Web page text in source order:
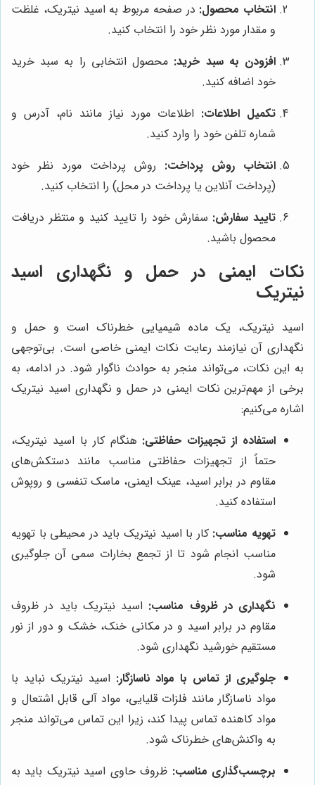
انتخاب محصول: در صفحه مربوط به اسید نیتریک، غلظت
و مقدار مورد نظر خود را انتخاب کنید.
افزودن به سبد خرید: محصول انتخابی را به سبد خرید
خود اضافه کنید.
تکمیل اطلاعات: اطلاعات مورد نیاز مانند نام، آدرس و
شماره تلفن خود را وارد کنید.
انتخاب روش پرداخت: روش پرداخت مورد نظر خود
(پرداخت آنلاین یا پرداخت در محل) را انتخاب کنید.
تایید سفارش: سفارش خود را تایید کنید و منتظر دریافت
محصول باشید.
نکات ایمنی در حمل و نگهداری اسید
نیتریک
اسید نیتریک، یک ماده شیمیایی خطرناک است و حمل و
نگهداری آن نیازمند رعایت نکات ایمنی خاصی است. بی‌توجهی
به این نکات، می‌تواند منجر به حوادث ناگوار شود. در ادامه، به
برخی از مهم‌ترین نکات ایمنی در حمل و نگهداری اسید نیتریک
اشاره می‌کنیم:
استفاده از تجهیزات حفاظتی: هنگام کار با اسید نیتریک،
حتماً از تجهیزات حفاظتی مناسب مانند دستکش‌های
مقاوم در برابر اسید، عینک ایمنی، ماسک تنفسی و روپوش
استفاده کنید.
تهویه مناسب: کار با اسید نیتریک باید در محیطی با تهویه
مناسب انجام شود تا از تجمع بخارات سمی آن جلوگیری
شود.
نگهداری در ظروف مناسب: اسید نیتریک باید در ظروف
مقاوم در برابر اسید و در مکانی خنک، خشک و دور از نور
مستقیم خورشید نگهداری شود.
جلوگیری از تماس با مواد ناسازگار: اسید نیتریک نباید با
مواد ناسازگار مانند فلزات قلیایی، مواد آلی قابل اشتعال و
مواد کاهنده تماس پیدا کند، زیرا این تماس می‌تواند منجر
به واکنش‌های خطرناک شود.
برچسب‌گذاری مناسب: ظروف حاوی اسید نیتریک باید به